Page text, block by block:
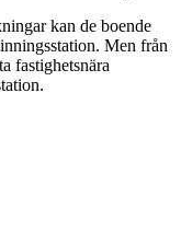
kan de boende
Men från
fastighetsnära